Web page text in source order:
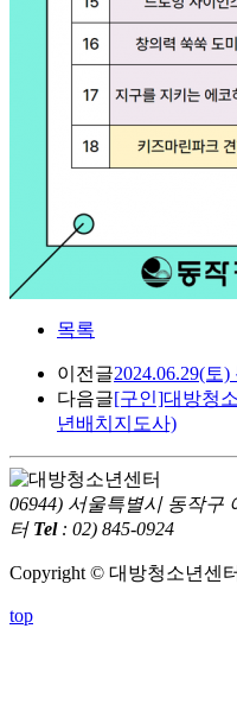
목록
이전글2024.06.29(토
다음글[구인]대방청
년배치지도사)
06944) 서울특별시 동작구
터 Tel : 02) 845-0924
Copyright © 대방청소년센
top